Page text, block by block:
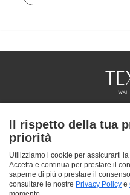
CHI
Il rispetto della tua
priorità
Utilizziamo i cookie per assicurarti
Accetta e continua per prestare il
saperne di più o prestare il
consultare le nostre Privacy Policy e